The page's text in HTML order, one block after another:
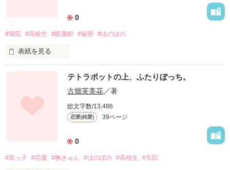
0
#病院 #高校生 #図書館 #秘密 #ほのぼの
表紙を見る
─── 胸がこがれるほどの、恋をした。
テトラポットの上、ふたりぼっち。
古畑芙美花／著
総文字数/13,486
恋愛(純愛) 39ページ
0
#島っ子 #恋愛 #胸きゅん #ほのぼの #高校生 #失踪